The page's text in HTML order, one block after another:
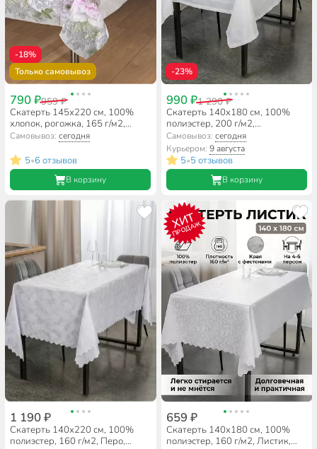
-18%
Только самовывоз
790 ₽959 ₽
Скатерть 145х220 см, 100%
хлопок, рогожка, 165 г/м2,
АртДизайн, Элеонора
Самовывоз:сегодня
5•6 отзывов
В корзину
-23%
990 ₽1 290 ₽
Скатерть 140х180 см, 100%
полиэстер, 200 г/м2,
водонепроницаемая, белая,
A170085
Самовывоз: сегодня
Курьером: 9 августа
5•5 отзывов
В корзину
1 190 ₽
Скатерть 140х220 см, 100%
полиэстер, 160 г/м2, Перо,
ХИТ
ПРОДАЖ
659 ₽
Скатерть 140х180 см, 100%
полиэстер, 160 г/м2, Листик,